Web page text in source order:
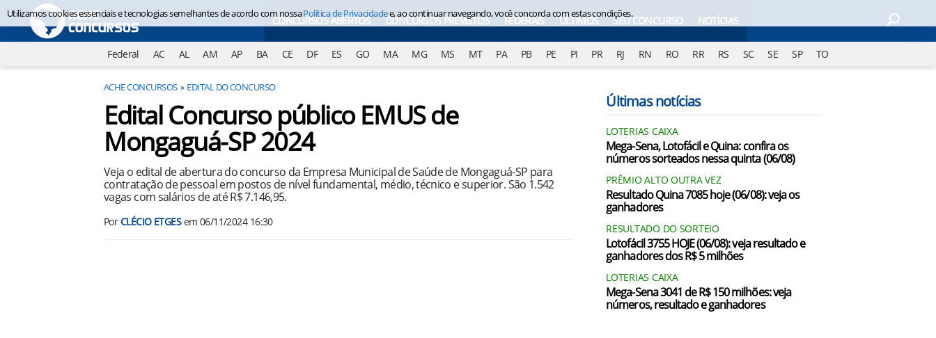
CONCURSOS ABERTOS CONCURSOS PREVISTOS FEDERAIS ÚLTIMOS SEU CONCURSO NOTÍCIAS
Federal AC AL AM AP BA CE DF ES GO MA MG MS MT PA PB PE PI PR RJ RN RO RR RS SC SE SP TO
ACHE CONCURSOS EDITAL DO CONCURSO
Edital Concurso público EMUS de
Mongaguá-SP 2024
Veja o edital de abertura do concurso da Empresa Municipal de Saúde de Mongaguá-SP para
contratação de pessoal em postos de nível fundamental, médio, técnico e superior. São 1.542
vagas com salários de até R$ 7.146,95.
PorCLÉCIO ETGESem 06/11/2024 16:30
Últimas notícias
LOTERIAS CAIXA
Mega-Sena, Lotofácil e Quina: confira os
números sorteados nessa quinta (06/08)
PRÊMIO ALTO OUTRA VEZ
Resultado Quina 7085 hoje (06/08): veja os
ganhadores
RESULTADO DO SORTEIO
Lotofácil 3755 HOJE (06/08): veja resultado e
ganhadores dos R$ 5 milhões
LOTERIAS CAIXA
Mega-Sena 3041 de R$ 150 milhões: veja
números, resultado e ganhadores
Utilizamos cookies essenciais e tecnologias semelhantes de acordo com nossaPolítica de Privacidadee, ao continuar navegando, você concorda com estas condições.